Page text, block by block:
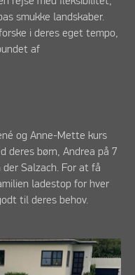
smukke landskaber.
i deres eget tempo,
af
og Anne-Mette kurs
deres børn, Andrea på 7
Salzach. For at få
ladestop for hver
til deres behov.